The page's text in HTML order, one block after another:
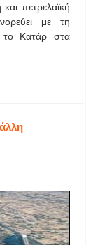
πετρελαϊκή
με τη
το Κατάρ στα